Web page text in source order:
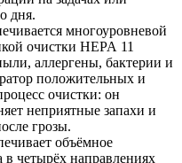
дня.
многоуровневой
очистки HEPA 11
аллергены, бактерии и
положительных и
очистки: он
неприятные запахи и
грозы.
объёмное
в четырёх направлениях